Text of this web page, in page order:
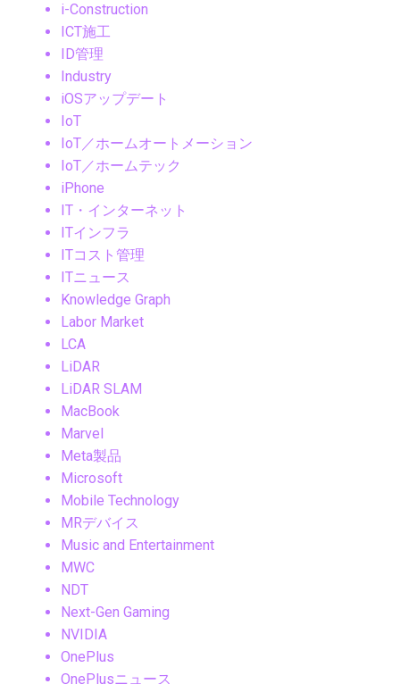
i-Construction
ICT施工
ID管理
Industry
iOSアップデート
IoT
IoT／ホームオートメーション
IoT／ホームテック
iPhone
IT・インターネット
ITインフラ
ITコスト管理
ITニュース
Knowledge Graph
Labor Market
LCA
LiDAR
LiDAR SLAM
MacBook
Marvel
Meta製品
Microsoft
Mobile Technology
MRデバイス
Music and Entertainment
MWC
NDT
Next-Gen Gaming
NVIDIA
OnePlus
OnePlusニュース